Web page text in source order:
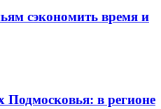
сэкономить время и
Подмосковья: в регионе